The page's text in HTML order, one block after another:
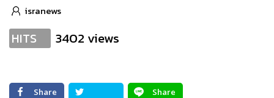
isranews
HITS 3402 views
Share
Share